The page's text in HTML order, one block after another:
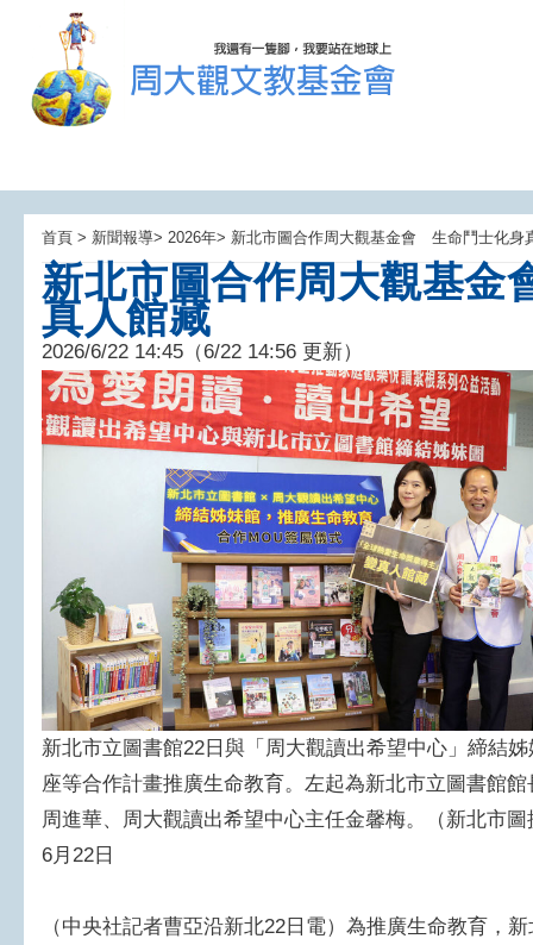
首頁 > 新聞報導> 2026年> 新北市圖合作周大觀基金會 生命鬥士化身
新北市圖合作周大觀基
真人館藏
2026/6/22 14:45（6/22 14:56 更新）
新北市立圖書館22日與「周大觀讀出希望中心」締結
座等合作計畫推廣生命教育。左起為新北市立圖書館
周進華、周大觀讀出希望中心主任金馨梅。（新北市
6月22日
（中央社記者曹亞沿新北22日電）為推廣生命教育，